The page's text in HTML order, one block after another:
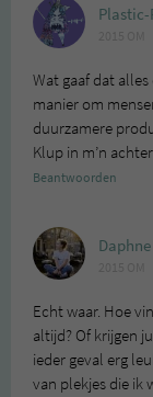
Plastic-
Wat gaaf dat
manier om
duurzamere
Klup in m’n
Beantwoorden
Daphne
Echt waar. Hoe
altijd? Of krijgen
ieder geval erg
van plekjes die ik